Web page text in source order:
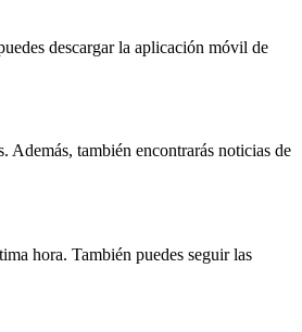
descargar la aplicación móvil de
Además, también encontrarás noticias de
hora. También puedes seguir las